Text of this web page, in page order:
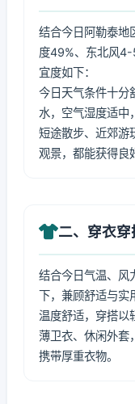
结合今日阿勒泰
度49%、东北风
宜度如下：
今日天气条件十分
水，空气湿度适中
短途散步、近郊游
观景，都能获得良
二、穿衣穿
结合今日气温、风
下，兼顾舒适与实
温度舒适，穿搭以
薄卫衣、休闲外套
携带厚重衣物。